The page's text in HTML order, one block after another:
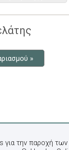
»
την παροχή